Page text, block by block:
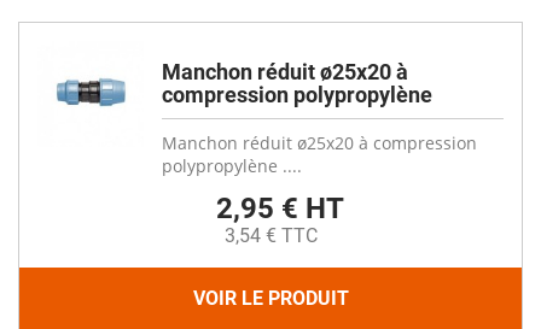
Manchon réduit ø25x20 à
compression polypropylène
Manchon réduit ø25x20 à compression
polypropylène ....
2,95 € HT
3,54 € TTC
VOIR LE PRODUIT